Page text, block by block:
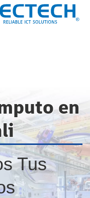
en
Tus